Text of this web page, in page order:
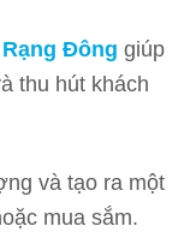
Rạng Đông giúp
thu hút khách
và tạo ra một
mua sắm.